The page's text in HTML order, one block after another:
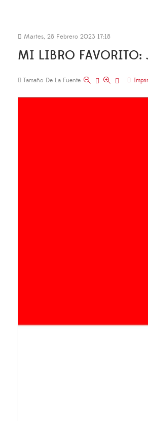
Martes, 28 Febrero 2023 17:18
MI LIBRO FAVORITO:
Tamaño De La Fuente